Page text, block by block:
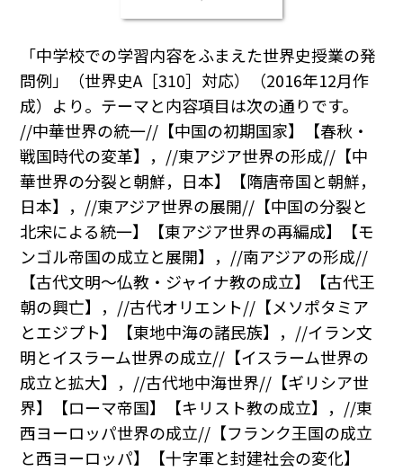
「中学校での学習内容をふまえた世界史授業の発
問例」（世界史A［310］対応）（2016年12月作
成）より。テーマと内容項目は次の通りです。
//中華世界の統一//【中国の初期国家】【春秋・
戦国時代の変革】，//東アジア世界の形成//【中
華世界の分裂と朝鮮，日本】【隋唐帝国と朝鮮，
日本】，//東アジア世界の展開//【中国の分裂と
北宋による統一】【東アジア世界の再編成】【モ
ンゴル帝国の成立と展開】，//南アジアの形成//
【古代文明～仏教・ジャイナ教の成立】【古代王
朝の興亡】，//古代オリエント//【メソポタミア
とエジプト】【東地中海の諸民族】，//イラン文
明とイスラーム世界の成立//【イスラーム世界の
成立と拡大】，//古代地中海世界//【ギリシア世
界】【ローマ帝国】【キリスト教の成立】，//東
西ヨーロッパ世界の成立//【フランク王国の成立
と西ヨーロッパ】【十字軍と封建社会の変化】